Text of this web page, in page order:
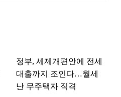
정부, 세제개편안에 전세
대출까지 조인다…월세
난 무주택자 직격